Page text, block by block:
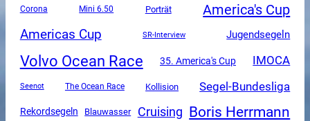
Corona Mini 6.50 Porträt America's Cup
Americas Cup SR-Interview Jugendsegeln
Volvo Ocean Race 35. America's Cup IMOCA
Seenot The Ocean Race Kollision Segel-Bundesliga
Rekordsegeln Blauwasser Cruising Boris Herrmann